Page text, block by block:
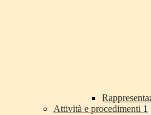
Attività e procedimenti 1